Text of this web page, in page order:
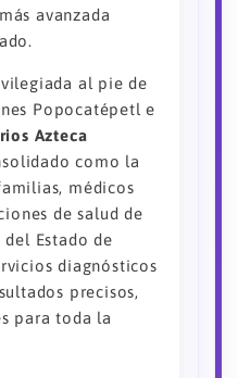
avanzada
al pie de
Popocatépetl e
Azteca
como la
médicos
de salud de
Estado de
diagnósticos
precisos,
para toda la